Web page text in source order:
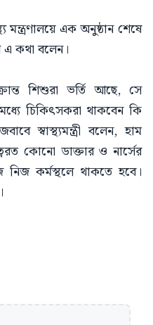
মন্ত্রণালয়ে এক অনুষ্ঠান শেষে
এ কথা বলেন।
শিশুরা ভর্তি আছে, সে
চিকিৎসকরা থাকবেন কি
স্বাস্থ্যমন্ত্রী বলেন, হাম
কোনো ডাক্তার ও নার্সের
নিজ কর্মস্থলে থাকতে হবে।